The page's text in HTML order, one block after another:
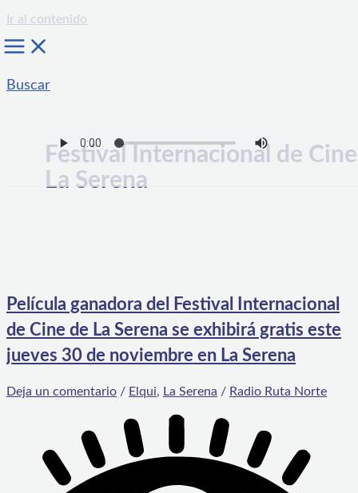
Ir al contenido
Buscar
Festival Internacional de
La Serena
Película ganadora del Festival Internacional
de Cine de La Serena se exhibirá gratis este
jueves 30 de noviembre en La Serena
Deja un comentario / Elqui, La Serena / Radio Ruta Norte